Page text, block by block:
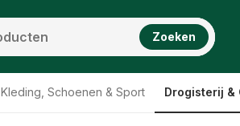
Zoeken
Kleding, Schoenen & Sport Drogisterij &